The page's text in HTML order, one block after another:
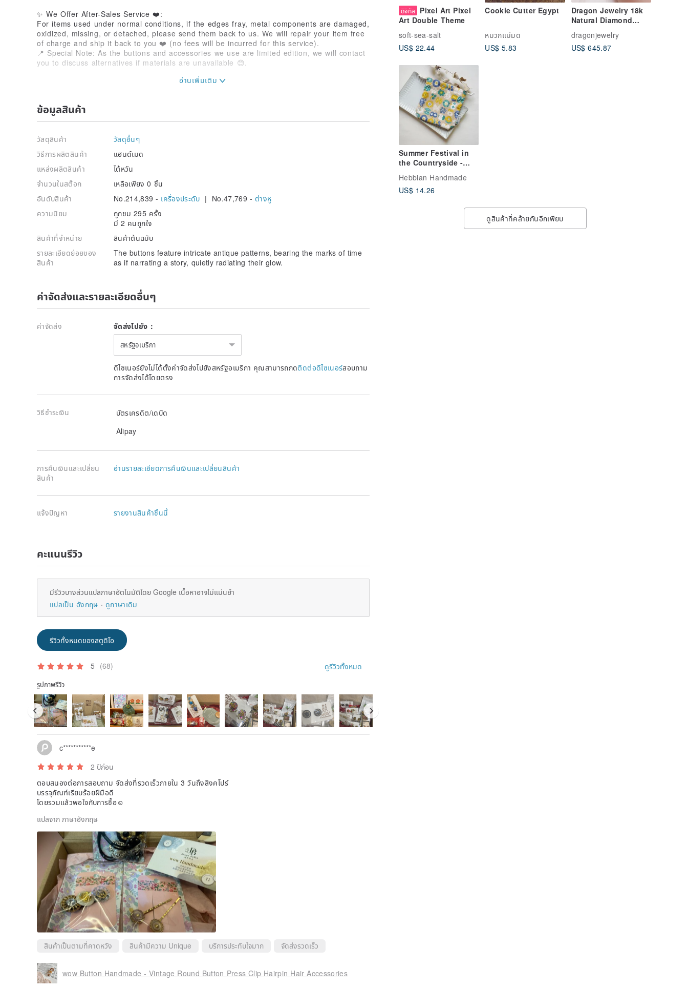
ดิจิทัล
Pixel Art Pixel
Art Double Theme
soft-sea-salt
US$ 22.44
Cookie Cutter Egypt
หมวกแม่มด
US$ 5.83
Dragon Jewelry 18k
Natural Diamond
Diamonds Total
0.30ct
dragonjewelry
US$ 645.87
Summer Festival in
the Countryside -
Light Brown -
Drawstring Pouch |
Hebbian Handmade
Hebbian Handmade
US$ 14.26
ดูสินค้าที่คล้ายกันอีกเพียบ
✨ We Offer After-Sales Service ❤️:
For items used under normal conditions, if the edges fray, metal components are damaged,
oxidized, missing, or detached, please send them back to us. We will repair your item free
of charge and ship it back to you ❤️ (no fees will be incurred for this service).
📍 Special Note: As the buttons and accessories we use are limited edition, we will contact
you to discuss alternatives if materials are unavailable 😊.
(A small packet of disinfecting alcohol wipes will be included with your order.)
• Hair accessories are personal hygiene items and cannot be returned due to personal
• Please inspect your order immediately upon receipt. Contact us promptly if you find any
significant defects such as detachment or breakage.
**If you purchase multiple items and require separate packaging for each, please indicate
this in your order notes or send us a message. ^^
✨ Care Tips:
• It is recommended to keep your jewelry dry. Avoid contact with sweat, perfume, and
hairspray. Do not wear while bathing, visiting hot springs, or swimming.
• Gold-plated and gold-filled jewelry are not pure gold, so slight fading is normal. Good
wearing habits can significantly slow down the oxidation process.
• When not in use, gently dry the jewelry with a soft cloth and store each piece individually
in a sealed bag to minimize air exposure, which will extend its lifespan.
Thank you for choosing us ☺️
IG: wowwow578
ข้อมูลสินค้า
วัสดุสินค้า
วัสดุอื่นๆ
วิธีการผลิตสินค้า
แฮนด์เมด
แหล่งผลิตสินค้า
ไต้หวัน
จำนวนในสต๊อก
เหลือเพียง 0 ชิ้น
อันดับสินค้า
No.214,839 - เครื่องประดับ | No.47,769 - ต่างหู
ความนิยม
ถูกชม 295 ครั้ง
มี 2 คนถูกใจ
สินค้าที่จำหน่าย
สินค้าต้นฉบับ
รายละเอียดย่อยของ
สินค้า
The buttons feature intricate antique patterns, bearing the marks of time
as if narrating a story, quietly radiating their glow.
ค่าจัดส่งและรายละเอียดอื่นๆ
ค่าจัดส่ง จัดส่งไปยัง：
สหรัฐอเมริกา
ดีไซเนอร์ยังไม่ได้ตั้งค่าจัดส่งไปยังสหรัฐอเมริกา คุณสามารถกดติดต่อดีไซเนอร์สอบถาม
การจัดส่งได้โดยตรง
วิธีชำระเงิน
บัตรเครดิต/เดบิด
Alipay
การคืนเงินและเปลี่ยน
สินค้า
อ่านรายละเอียดการคืนเงินและเปลี่ยนสินค้า
แจ้งปัญหา รายงานสินค้าชิ้นนี้
คะแนนรีวิว
มีรีวิวบางส่วนแปลภาษาอัตโนมัติโดย Google เนื้อหาอาจไม่แม่นยำ
แปลเป็น อังกฤษ
ดูภาษาเดิม
รีวิวทั้งหมดของสตูดิโอ
5 (68) ดูรีวิวทั้งหมด
รูปภาพรีวิว
c***********e
2 ปีก่อน
ตอบสนองต่อการสอบถาม จัดส่งที่รวดเร็วภายใน 3 วันถึงสิงคโปร์
บรรจุภัณฑ์เรียบร้อยฝีมือดี
โดยรวมแล้วพอใจกับการซื้อ☺️
แปลจาก ภาษาอังกฤษ
สินค้าเป็นตามที่คาดหวัง สินค้ามีความ Unique บริการประทับใจมาก จัดส่งรวดเร็ว
wow Button Handmade - Vintage Round Button Press Clip Hairpin Hair Accessories